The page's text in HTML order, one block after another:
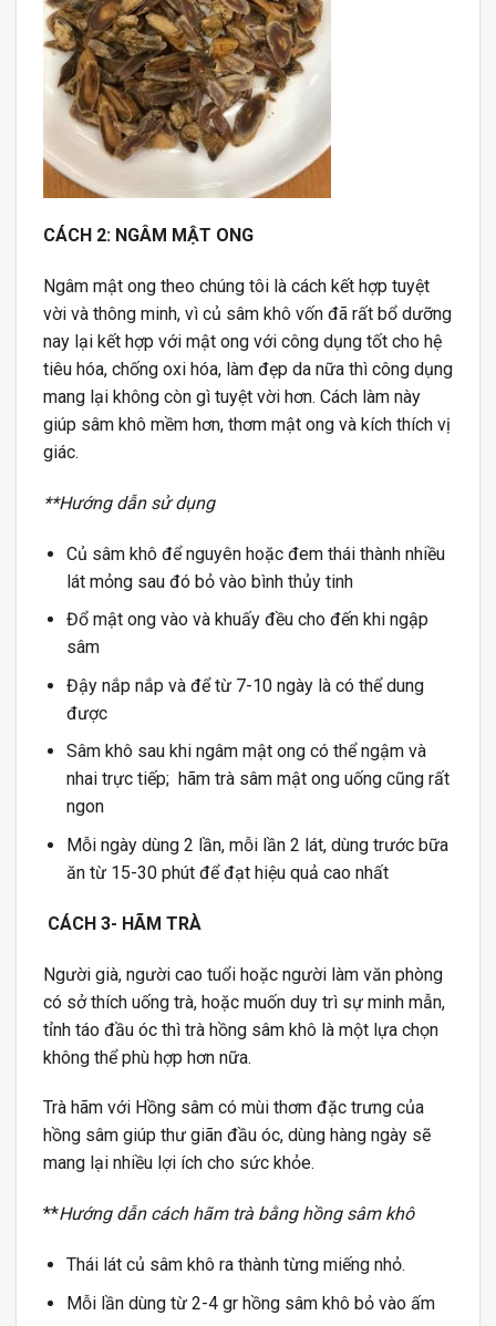
CÁCH 2: NGÂM MẬT ONG
Ngâm mật ong theo chúng tôi là cách kết hợp tuyệt
vời và thông minh, vì củ sâm khô vốn đã rất bổ dưỡng
nay lại kết hợp với mật ong với công dụng tốt cho hệ
tiêu hóa, chống oxi hóa, làm đẹp da nữa thì công dụng
mang lại không còn gì tuyệt vời hơn. Cách làm này
giúp sâm khô mềm hơn, thơm mật ong và kích thích vị
giác.
**Hướng dẫn sử dụng
Củ sâm khô để nguyên hoặc đem thái thành nhiều
lát mỏng sau đó bỏ vào bình thủy tinh
Đổ mật ong vào và khuấy đều cho đến khi ngập
sâm
Đậy nắp nắp và để từ 7-10 ngày là có thể dung
được
Sâm khô sau khi ngâm mật ong có thể ngậm và
nhai trực tiếp; hãm trà sâm mật ong uống cũng rất
ngon
Mỗi ngày dùng 2 lần, mỗi lần 2 lát, dùng trước bữa
ăn từ 15-30 phút để đạt hiệu quả cao nhất
CÁCH 3- HÃM TRÀ
Người già, người cao tuổi hoặc người làm văn phòng
có sở thích uống trà, hoặc muốn duy trì sự minh mẫn,
tỉnh táo đầu óc thì trà hồng sâm khô là một lựa chọn
không thể phù hợp hơn nữa.
Trà hãm với Hồng sâm có mùi thơm đặc trưng của
hồng sâm giúp thư giãn đầu óc, dùng hàng ngày sẽ
mang lại nhiều lợi ích cho sức khỏe.
**Hướng dẫn cách hãm trà bằng hồng sâm khô
Thái lát củ sâm khô ra thành từng miếng nhỏ.
Mỗi lần dùng từ 2-4 gr hồng sâm khô bỏ vào ấm